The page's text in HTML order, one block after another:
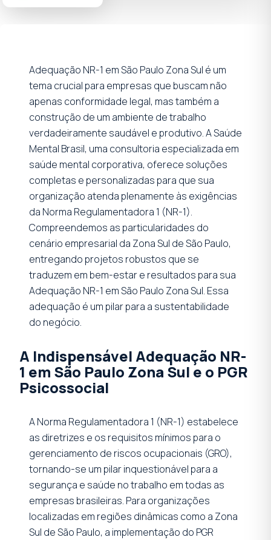
Adequação NR-1 em São Paulo Zona Sul é um
tema crucial para empresas que buscam não
apenas conformidade legal, mas também a
construção de um ambiente de trabalho
verdadeiramente saudável e produtivo. A Saúde
Mental Brasil, uma consultoria especializada em
saúde mental corporativa, oferece soluções
completas e personalizadas para que sua
organização atenda plenamente às exigências
da Norma Regulamentadora 1 (NR-1).
Compreendemos as particularidades do
cenário empresarial da Zona Sul de São Paulo,
entregando projetos robustos que se
traduzem em bem-estar e resultados para sua
Adequação NR-1 em São Paulo Zona Sul. Essa
adequação é um pilar para a sustentabilidade
do negócio.
A Indispensável Adequação NR-
1 em São Paulo Zona Sul e o PGR
Psicossocial
A Norma Regulamentadora 1 (NR-1) estabelece
as diretrizes e os requisitos mínimos para o
gerenciamento de riscos ocupacionais (GRO),
tornando-se um pilar inquestionável para a
segurança e saúde no trabalho em todas as
empresas brasileiras. Para organizações
localizadas em regiões dinâmicas como a Zona
Sul de São Paulo, a implementação do PGR